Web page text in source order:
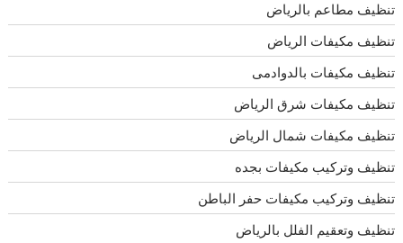
تنظيف مطاعم بالرياض
تنظيف مكيفات الرياض
تنظيف مكيفات بالدوادمى
تنظيف مكيفات شرق الرياض
تنظيف مكيفات شمال الرياض
تنظيف وتركيب مكيفات بجده
تنظيف وتركيب مكيفات حفر الباطن
تنظيف وتعقيم الفلل بالرياض